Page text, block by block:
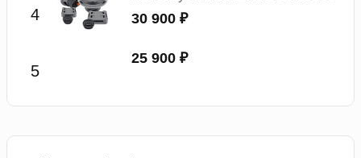
30 900 ₽
25 900 ₽